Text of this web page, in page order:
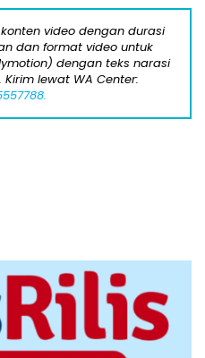
video dengan durasi
dan format video untuk
dengan teks narasi
lewat WA Center: